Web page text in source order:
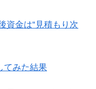
資金は“見積もり次
てみた結果